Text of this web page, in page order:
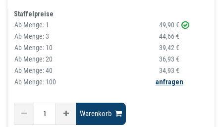
Staffelpreise
Ab Menge: 1
49,90 €
Ab Menge:3
44,66 €
Ab Menge: 10
39,42 €
Ab Menge:20
36,93 €
Ab Menge:40
34,93 €
Ab Menge: 100
anfragen
Warenkorb